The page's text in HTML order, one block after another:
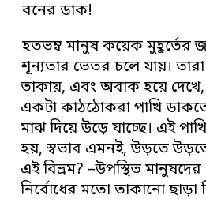
বনের ডাক!
হতভম্ব মানুষ কয়েক মুহূর্তের
শূন্যতার ভেতর চলে যায়।
তাকায়, এবং অবাক হয়ে
একটা কাঠঠোকরা পাখি
মাঝ দিয়ে উড়ে যাচ্ছে। এই
হয়, স্বভাব এমনই, উড়তে
এই বিভ্রম? –উপস্থিত
নির্বোধের মতো তাকানো